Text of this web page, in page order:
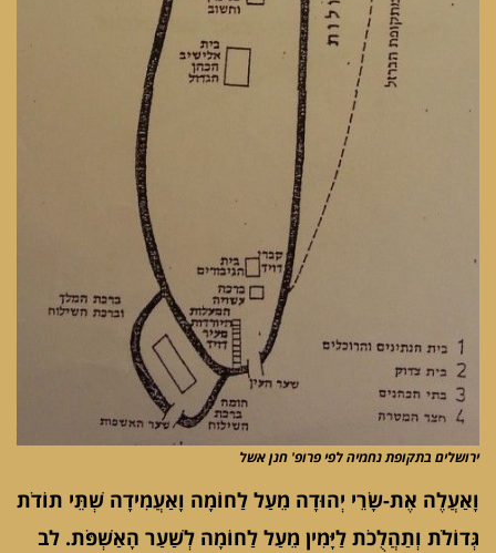
ירושלים בתקופת נחמיה לפי פרופ' חנן אשל
וָאַעֲלֶה אֶת-שָׂרֵי יְהוּדָה מֵעַל לַחוֹמָה וָאַעֲמִידָה שְׁתֵּי תוֹדֹת
גְּדוֹלֹת וְתַהֲלֻכֹת לַיָּמִין מֵעַל לַחוֹמָה לְשַׁעַר הָאַשְׁפֹּת. לב